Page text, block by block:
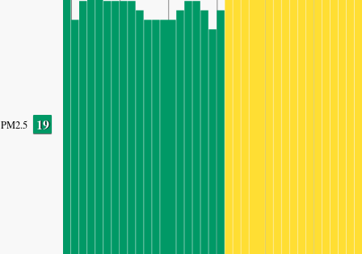
PM2.5 19